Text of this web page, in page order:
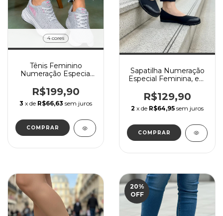
4 cores
Tênis Feminino
Numeração Especial
confortável
R$199,90
3 x de R$66,63 sem juros
COMPRAR
Sapatilha Numeração
Especial Feminina, em
com solado confort
flexível
R$129,90
2 x de R$64,95 sem juros
COMPRAR
20%
OFF